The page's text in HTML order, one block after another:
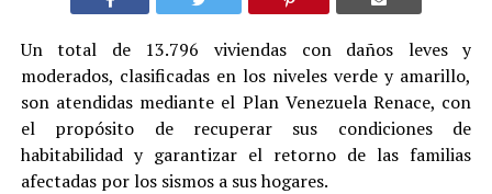
Un total de 13.796 viviendas con daños leves y
moderados, clasificadas en los niveles verde y amarillo,
son atendidas mediante el Plan Venezuela Renace, con
el propósito de recuperar sus condiciones de
habitabilidad y garantizar el retorno de las familias
afectadas por los sismos a sus hogares.